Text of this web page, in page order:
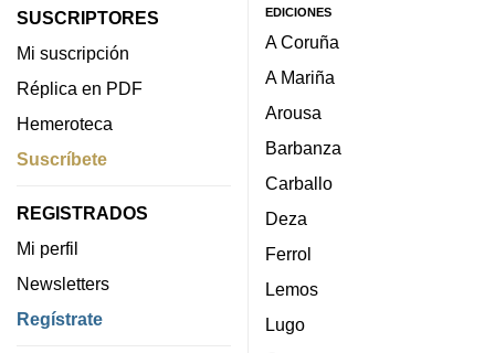
SUSCRIPTORES
Mi suscripción
Réplica en PDF
Hemeroteca
Suscríbete
REGISTRADOS
Mi perfil
Newsletters
Regístrate
EDICIONES
A Coruña
A Mariña
Arousa
Barbanza
Carballo
Deza
Ferrol
Lemos
Lugo